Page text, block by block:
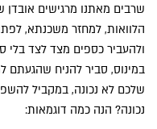
שרבים מאתנו מרגישים אובדן
הלוואות, למחזר משכנתא,
ולהעביר כספים מצד לצד בלי
במינוס, סביר להניח
שלכם לא נכונה, במקביל
נכונה? הנה כמה דוגמאות: